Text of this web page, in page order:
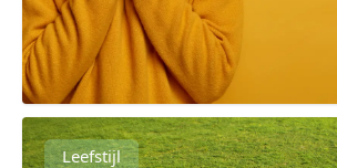
Leefstijl